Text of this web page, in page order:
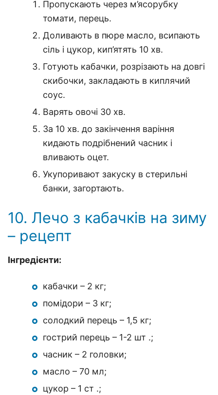
Пропускають через м’ясорубку
томати, перець.
Доливають в пюре масло, всипають
сіль і цукор, кип’ятять 10 хв.
Готують кабачки, розрізають на довгі
скибочки, закладають в киплячий
соус.
Варять овочі 30 хв.
За 10 хв. до закінчення варіння
кидають подрібнений часник і
вливають оцет.
Укупоривают закуску в стерильні
банки, загортають.
10. Лечо з кабачків на зиму
– рецепт
Інгредієнти:
кабачки – 2 кг;
помідори – 3 кг;
солодкий перець – 1,5 кг;
гострий перець – 1-2 шт .;
часник – 2 головки;
масло – 70 мл;
цукор – 1 ст .;